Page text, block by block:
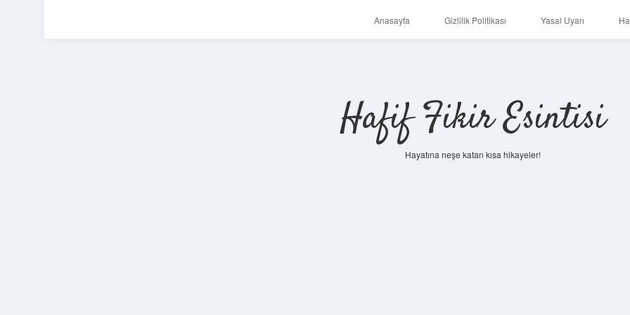
Anasayfa Gizlilik Politikası Yasal Uyarı
Hafif Fikir Esintisi
Hayatına neşe katan kısa hikayeler!